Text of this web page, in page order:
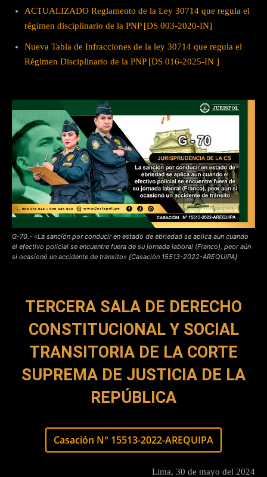
ACTUALIZADO Reglamento de la Ley 30714 que regula el
régimen disciplinario de la PNP [DS 003-2020-IN]
Nueva Tabla de Infracciones de la ley 30714 que regula el
Régimen Disciplinario de la PNP [DS 016-2025-IN ]
G-70.- «La sanción por conducir en estado de ebriedad se aplica aun cuando
el efectivo policial se encuentre fuera de su jornada laboral (Franco), peor aún
si ocasionó un accidente de tránsito» [Casación 15513-2022-AREQUIPA]
TERCERA SALA DE DERECHO
CONSTITUCIONAL Y SOCIAL
TRANSITORIA DE LA CORTE
SUPREMA DE JUSTICIA DE LA
REPÚBLICA
Casación N° 15513-2022-AREQUIPA
Lima, 30 de mayo del 2024